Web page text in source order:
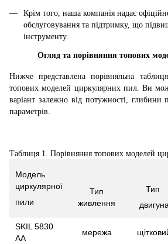
Крім того, наша компанія надає
обслуговування та підтримку, що
інструменту.
Огляд та порівняння топових
Нижче представлена порівняльна
топових моделей циркулярних пил. Ви
варіант залежно від потужності,
параметрів.
Таблиця 1. Порівняння топових моделей
Модель
циркулярної
пили
Тип
живлення
Тип
двигуна
SKIL 5830
AA
мережа